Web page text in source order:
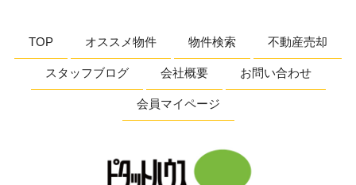
TOP オススメ物件 物件検索 不動産売却
スタッフブログ 会社概要 お問い合わせ
会員マイページ